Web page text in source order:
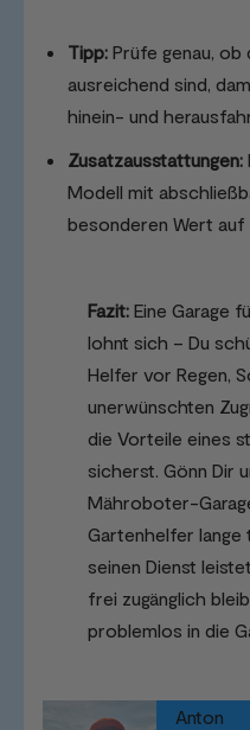
Tipp: Prüfe genau, ob
ausreichend sind,
hinein- und
Zusatzausstattungen:
Modell mit
besonderen Wert auf
Fazit: Eine Garage
lohnt sich – Du
Helfer vor Regen,
unerwünschten
die Vorteile eines
sicherst. Gönn Dir
Mähroboter-
Gartenhelfer lange
seinen Dienst
frei zugänglich
problemlos in die
Anton